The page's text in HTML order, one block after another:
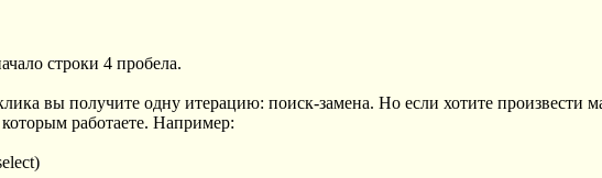
строки 4 пробела.
вы получите одну итерацию: поиск-замена. Но если хотите произвести
работаете. Например: